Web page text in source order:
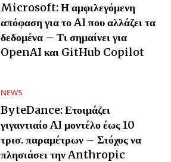
Microsoft: Η αμφιλεγόμενη
απόφαση για το AI που αλλάζει τα
δεδομένα – Τι σημαίνει για
OpenAI και GitHub Copilot
NEWS
ByteDance: Ετοιμάζει
γιγαντιαίο AI μοντέλο έως 10
τρισ. παραμέτρων – Στόχος να
πλησιάσει την Anthropic